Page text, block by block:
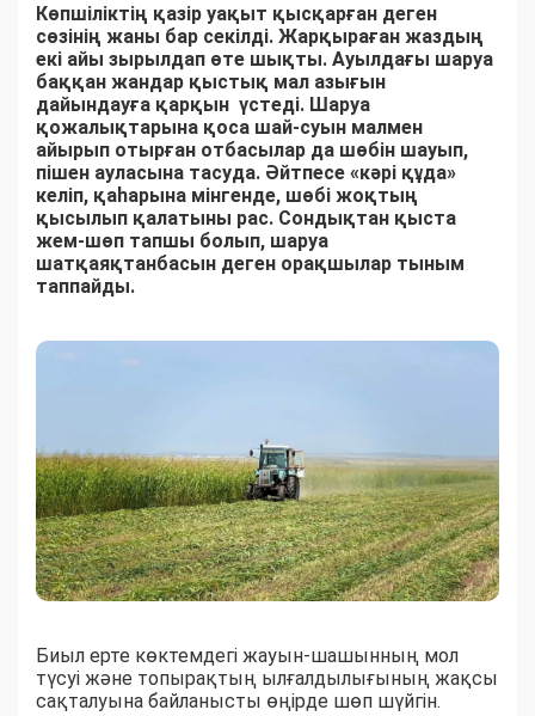
Көпшіліктің қазір уақыт қысқарған деген
сөзінің жаны бар секілді. Жарқыраған жаздың
екі айы зырылдап өте шықты. Ауылдағы шаруа
баққан жандар қыстық мал азығын
дайындауға қарқын үстеді. Шаруа
қожалықтарына қоса шай-суын малмен
айырып отырған отбасылар да шөбін шауып,
пішен ауласына тасуда. Әйтпесе «кәрі құда»
келіп, қаһарына мінгенде, шөбі жоқтың
қысылып қалатыны рас. Сондықтан қыста
жем-шөп тапшы болып, шаруа
шатқаяқтанбасын деген орақшылар тыным
таппайды.
Биыл ерте көктемдегі жауын-шашынның мол
түсуі және топырақтың ылғалдылығының жақсы
сақталуына байланысты өңірде шөп шүйгін.